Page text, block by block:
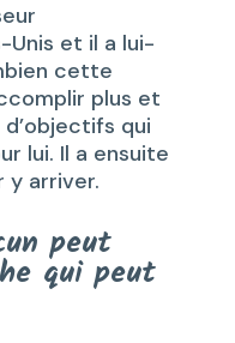
Unis et il a lui-
cette
plus et
qui
lui. Il a ensuite
y arriver.
peut
qui peut